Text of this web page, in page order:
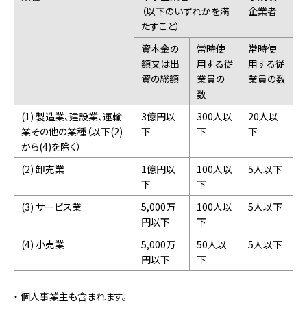
（以下のいずれかを満
たすこと）
企業者
資本金の
額又は出
資の総額
常時使
用する従
業員の
数
常時使
用する従
業員の数
(1) 製造業、建設業、運輸
業その他の業種（以下(2)
から(4)を除く）
3億円以
下
300人以
下
20人以
下
(2) 卸売業
1億円以
下
100人以
下
5人以下
(3) サービス業
5,000万
円以下
100人以
下
5人以下
(4) 小売業
5,000万
円以下
50人以
下
5人以下
・ 個人事業主も含まれます。